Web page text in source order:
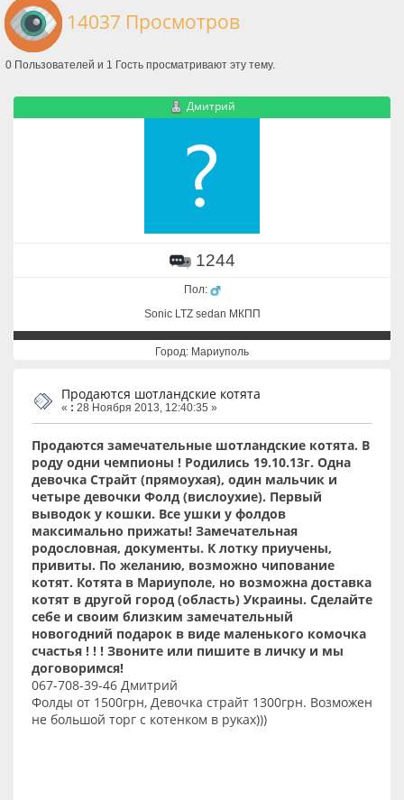
14037 Просмотров
0 Пользователей и 1 Гость просматривают эту тему.
Дмитрий
1244
Пол:
Sonic LTZ sedan МКПП
Город: Мариуполь
Продаются шотландские котята
« : 28 Ноября 2013, 12:40:35 »
Продаются замечательные шотландские котята. В
роду одни чемпионы ! Родились 19.10.13г. Одна
девочка Страйт (прямоухая), один мальчик и
четыре девочки Фолд (вислоухие). Первый
выводок у кошки. Все ушки у фолдов
максимально прижаты! Замечательная
родословная, документы. К лотку приучены,
привиты. По желанию, возможно чипование
котят. Котята в Мариуполе, но возможна доставка
котят в другой город (область) Украины. Сделайте
себе и своим близким замечательный
новогодний подарок в виде маленького комочка
счастья ! ! ! Звоните или пишите в личку и мы
договоримся!
067-708-39-46 Дмитрий
Фолды от 1500грн, Девочка страйт 1300грн. Возможен
не большой торг с котенком в руках)))